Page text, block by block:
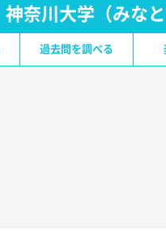
神奈川大学（みな
過去問を調べる